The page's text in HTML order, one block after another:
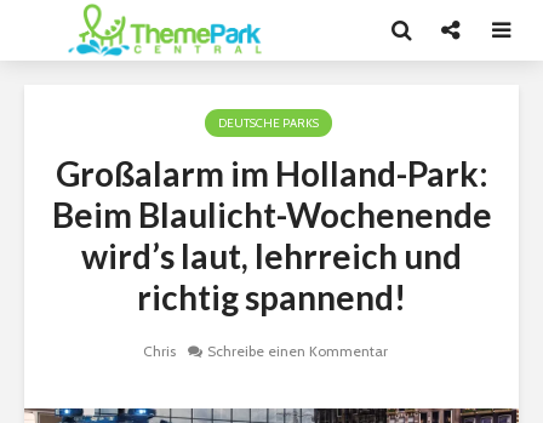
DEUTSCHE PARKS
Großalarm im Holland-Park:
Beim Blaulicht-Wochenende
wird’s laut, lehrreich und
richtig spannend!
Chris Schreibe einen Kommentar